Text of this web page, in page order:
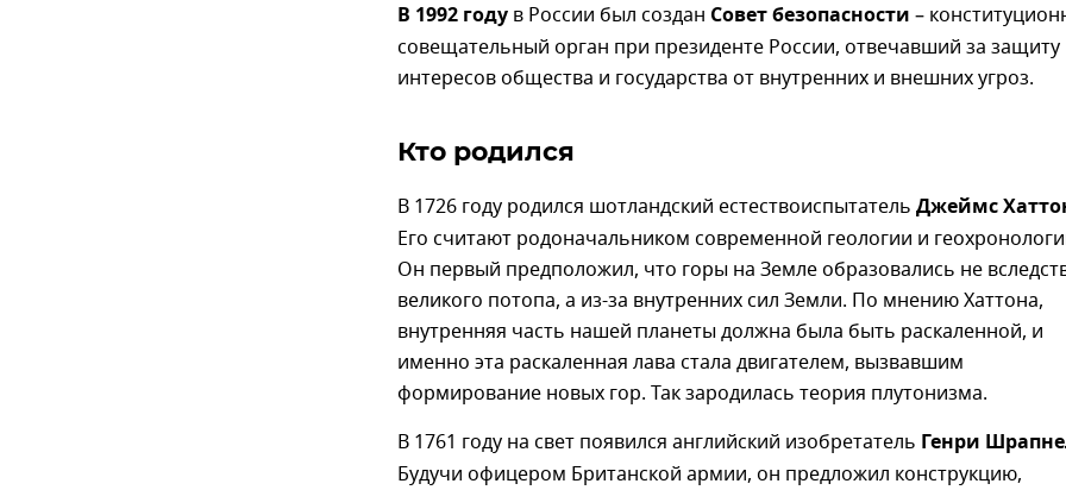
В 1992 году в России был создан Совет безопасности –
совещательный орган при президенте России, отвечавший за защиту
интересов общества и государства от внутренних и внешних угроз.
Кто родился
В 1726 году родился шотландский естествоиспытатель Джеймс
Его считают родоначальником современной геологии и
Он первый предположил, что горы на Земле образовались не
великого потопа, а из-за внутренних сил Земли. По мнению Хаттона,
внутренняя часть нашей планеты должна была быть раскаленной, и
именно эта раскаленная лава стала двигателем, вызвавшим
формирование новых гор. Так зародилась теория плутонизма.
В 1761 году на свет появился английский изобретатель Генри
Будучи офицером Британской армии, он предложил конструкцию,